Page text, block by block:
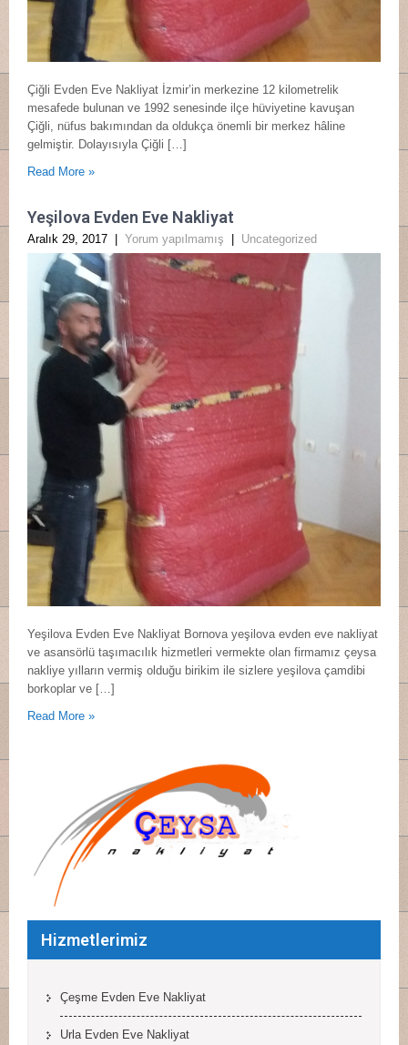
Çiğli Evden Eve Nakliyat İzmir’in merkezine 12 kilometrelik
mesafede bulunan ve 1992 senesinde ilçe hüviyetine kavuşan
Çiğli, nüfus bakımından da oldukça önemli bir merkez hâline
gelmiştir. Dolayısıyla Çiğli […]
Read More »
Yeşilova Evden Eve Nakliyat
Aralık 29, 2017 Yorum yapılmamış Uncategorized
Yeşilova Evden Eve Nakliyat Bornova yeşilova evden eve nakliyat
ve asansörlü taşımacılık hizmetleri vermekte olan firmamız çeysa
nakliye yılların vermiş olduğu birikim ile sizlere yeşilova çamdibi
borkoplar ve […]
Read More »
Hizmetlerimiz
Çeşme Evden Eve Nakliyat
Urla Evden Eve Nakliyat